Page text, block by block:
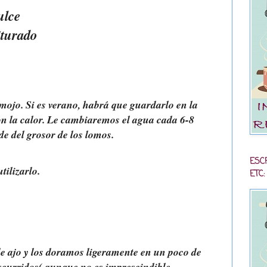
Si es verano, habrá que guardarlo en la
la calor. Le cambiaremos el agua cada 6-8
del grosor de los lomos.
ajo y los doramos ligeramente en un poco de
ETC: